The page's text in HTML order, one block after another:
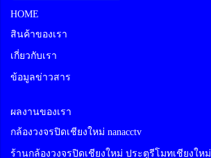
HOME
สินค้าของเรา
เกี่ยวกับเรา
ข้อมูลข่าวสาร
ผลงานของเรา
กล้องวงจรปิดเชียงใหม่ nanacctv
ร้านกล้องวงจรปิดเชียงใหม่ ประตูรีโมทเชียงใหม่